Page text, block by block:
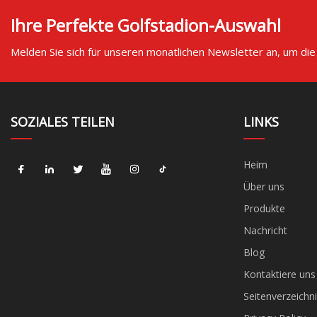
Ihre Perfekte Golfstadion-Auswahl
Melden Sie sich für unseren monatlichen Newsletter an, um
SOZIALES TEILEN LINKS
Heim
Über uns
Produkte
Nachricht
Blog
Kontaktiere uns